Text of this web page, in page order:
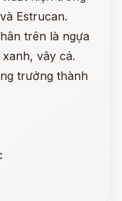
Estrucan.
trên là ngựa
vây cá.
trưởng thành